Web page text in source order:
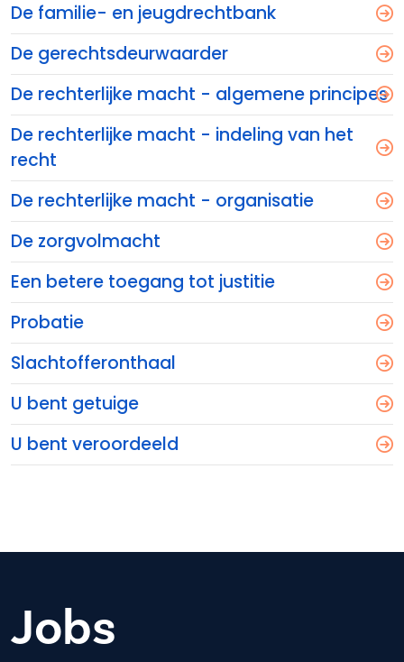
De familie- en jeugdrechtbank
De gerechtsdeurwaarder
De rechterlijke macht - algemene principes
De rechterlijke macht - indeling van het
recht
De rechterlijke macht - organisatie
De zorgvolmacht
Een betere toegang tot justitie
Probatie
Slachtofferonthaal
U bent getuige
U bent veroordeeld
Jobs